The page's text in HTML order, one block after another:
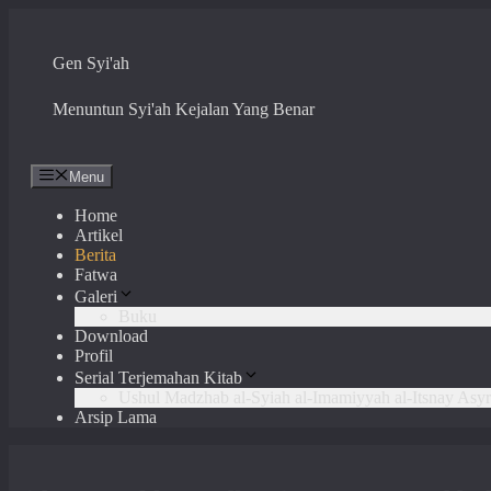
contentGen Syi'ah
Menuntun Syi'ah Kejalan Yang Benar
Menu
Home
Artikel
Berita
Fatwa
Galeri
Download
Profil
Serial Terjemahan Kitab
Arsip Lama